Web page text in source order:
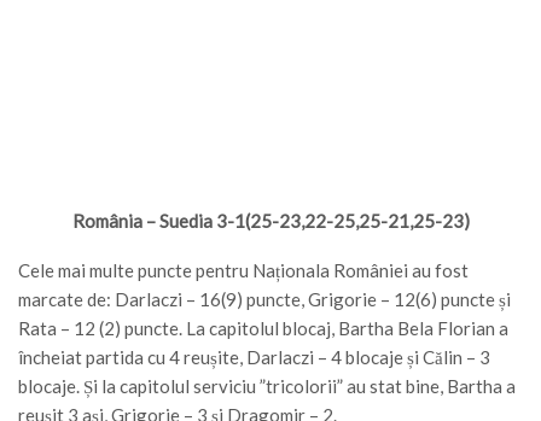
România – Suedia 3-1(25-23,22-25,25-21,25-23)
Cele mai multe puncte pentru Naționala României au fost
marcate de: Darlaczi – 16(9) puncte, Grigorie – 12(6) puncte și
Rata – 12 (2) puncte. La capitolul blocaj, Bartha Bela Florian a
încheiat partida cu 4 reușite, Darlaczi – 4 blocaje și Călin – 3
blocaje. Și la capitolul serviciu ”tricolorii” au stat bine, Bartha a
reușit 3 ași, Grigorie – 3 și Dragomir – 2.